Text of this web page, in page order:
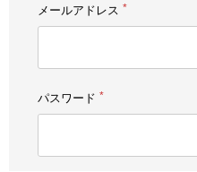
メールアドレス
パスワード